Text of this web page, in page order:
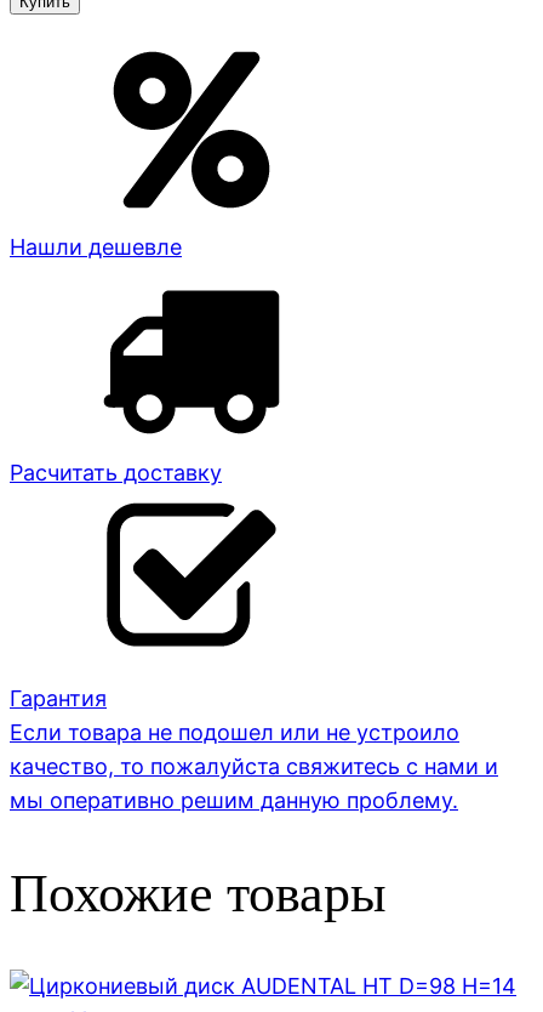
Нашли дешевле
Расчитать доставку
Гарантия
Если товара не подошел или не устроило
качество, то пожалуйста свяжитесь с нами и
мы оперативно решим данную проблему.
Похожие товары